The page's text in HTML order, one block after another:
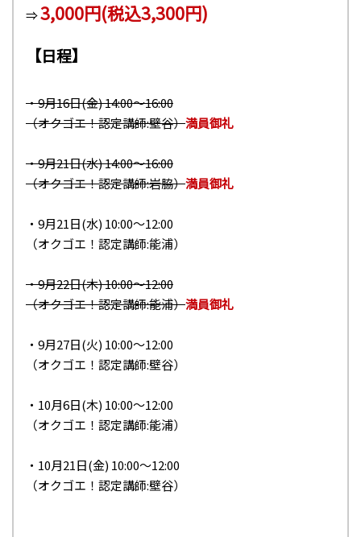
⇒3,000円(税込3,300円)
【日程】
・9月16日(金) 14:00〜16:00
（オクゴエ！認定講師:壁谷）満員御礼
・9月21日(水) 14:00〜16:00
（オクゴエ！認定講師:岩脇）満員御礼
・9月21日(水) 10:00〜12:00
（オクゴエ！認定講師:能浦）
・9月22日(木) 10:00〜12:00
（オクゴエ！認定講師:能浦）満員御礼
・9月27日(火) 10:00〜12:00
（オクゴエ！認定講師:壁谷）
・10月6日(木) 10:00〜12:00
（オクゴエ！認定講師:能浦）
・10月21日(金) 10:00〜12:00
（オクゴエ！認定講師:壁谷）